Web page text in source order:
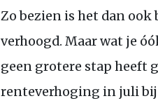
Zo bezien is het dan
verhoogd. Maar wat je
geen grotere stap heeft
renteverhoging in juli bij